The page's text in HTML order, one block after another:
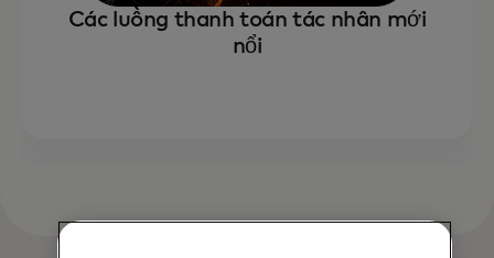
Các luồng thanh toán tác nhân mới
nổi